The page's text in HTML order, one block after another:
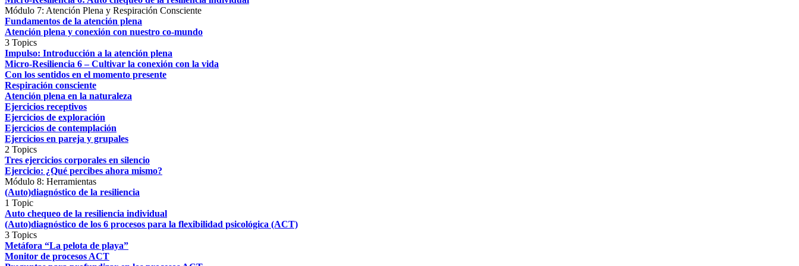
Módulo 7: Atención Plena y Respiración Consciente
Fundamentos de la atención plena
Atención plena y conexión con nuestro co-mundo
3 Topics
Impulso: Introducción a la atención plena
Micro-Resiliencia 6 – Cultivar la conexión con la vida
Con los sentidos en el momento presente
Respiración consciente
Atención plena en la naturaleza
Ejercicios receptivos
Ejercicios de exploración
Ejercicios de contemplación
Ejercicios en pareja y grupales
2 Topics
Tres ejercicios corporales en silencio
Ejercicio: ¿Qué percibes ahora mismo?
Módulo 8: Herramientas
(Auto)diagnóstico de la resiliencia
1 Topic
Auto chequeo de la resiliencia individual
(Auto)diagnóstico de los 6 procesos para la flexibilidad psicológica (ACT)
3 Topics
Metáfora “La pelota de playa”
Monitor de procesos ACT